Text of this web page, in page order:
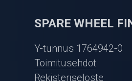
SPARE WHEEL
Y-tunnus 1764942-0
Toimitusehdot
Rekisteriseloste